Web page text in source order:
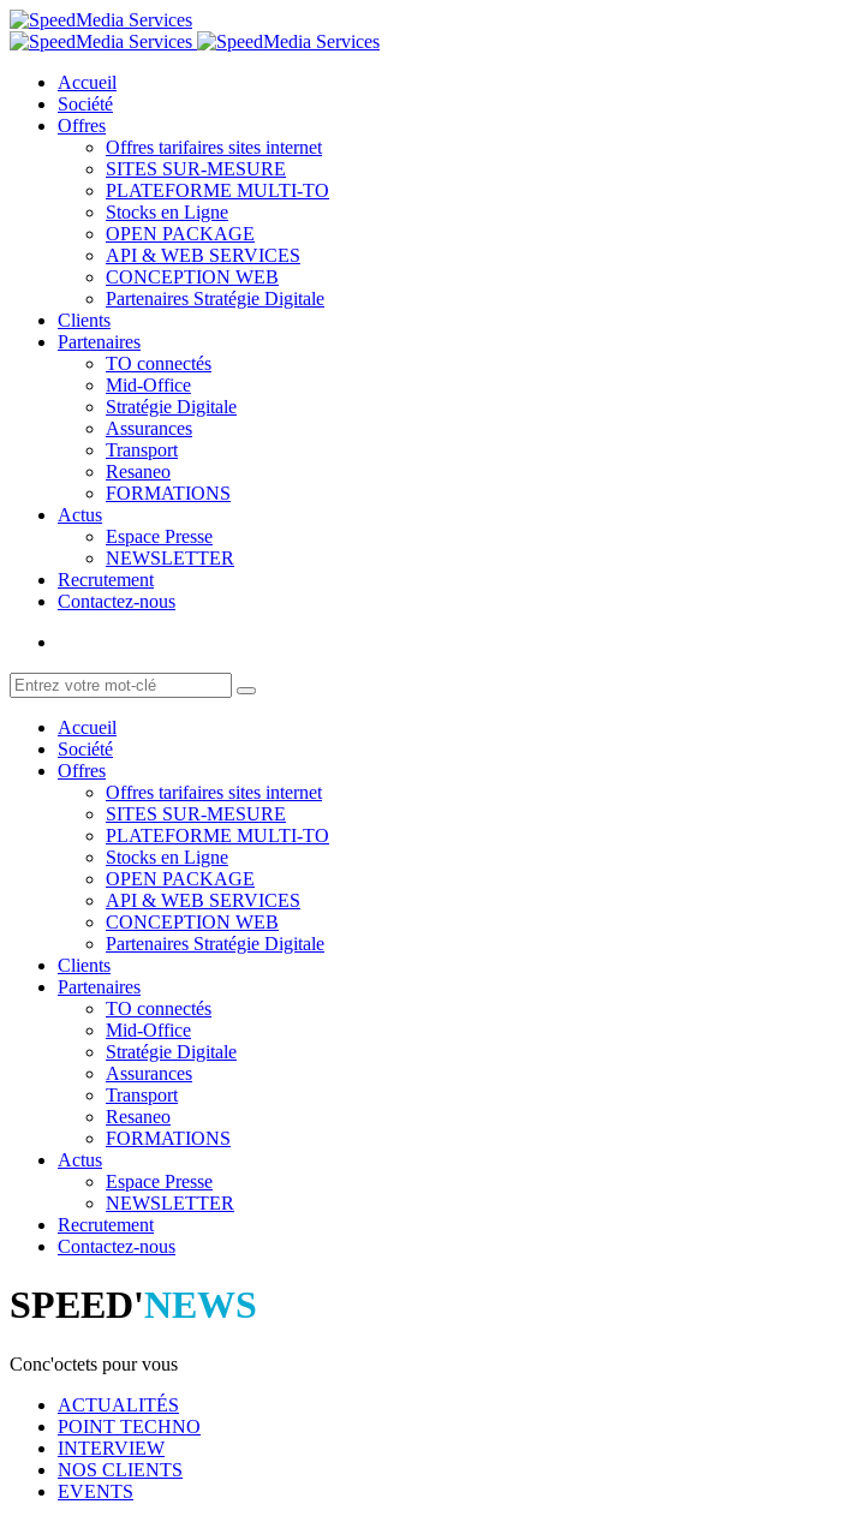
Accueil
Société
Offres
Offres tarifaires sites internet
SITES SUR-MESURE
PLATEFORME MULTI-TO
Stocks en Ligne
OPEN PACKAGE
API & WEB SERVICES
CONCEPTION WEB
Partenaires Stratégie Digitale
Clients
Partenaires
TO connectés
Mid-Office
Stratégie Digitale
Assurances
Transport
Resaneo
FORMATIONS
Actus
Espace Presse
NEWSLETTER
Recrutement
Contactez-nous
Accueil
Société
Offres
Offres tarifaires sites internet
SITES SUR-MESURE
PLATEFORME MULTI-TO
Stocks en Ligne
OPEN PACKAGE
API & WEB SERVICES
CONCEPTION WEB
Partenaires Stratégie Digitale
Clients
Partenaires
TO connectés
Mid-Office
Stratégie Digitale
Assurances
Transport
Resaneo
FORMATIONS
Actus
Espace Presse
NEWSLETTER
Recrutement
Contactez-nous
SPEED'NEWS
Conc'octets pour vous
ACTUALITÉS
POINT TECHNO
INTERVIEW
NOS CLIENTS
EVENTS